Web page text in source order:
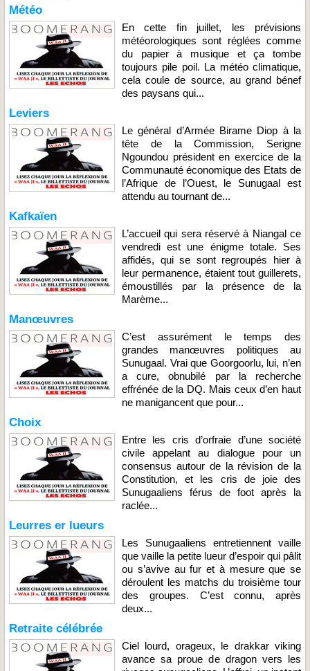
Météo
En cette fin juillet, les prévisions
météorologiques sont réglées comme
du papier à musique et ça tombe
toujours pile poil. La météo climatique,
cela coule de source, au grand bénef
des paysans qui...
Leviers
Le général d’Armée Birame Diop à la
tête de la Commission, Serigne
Ngoundou président en exercice de la
Communauté économique des Etats de
l’Afrique de l’Ouest, le Sunugaal est
attendu au tournant de...
Kafkaïen
L’accueil qui sera réservé à Niangal ce
vendredi est une énigme totale. Ses
affidés, qui se sont regroupés hier à
leur permanence, étaient tout guillerets,
émoustillés par la présence de la
Marème...
Manœuvres
C’est assurément le temps des
grandes manœuvres politiques au
Sunugaal. Vrai que Goorgoorlu, lui, n’en
a cure, obnubilé par la recherche
effrénée de la DQ. Mais ceux d’en haut
ne manigancent que pour...
Choix
Entre les cris d’orfraie d’une société
civile appelant au dialogue pour un
consensus autour de la révision de la
Constitution, et les cris de joie des
Sunugaaliens férus de foot après la
raclée...
Leurres er lueurs
Les Sunugaaliens entretiennent vaille
que vaille la petite lueur d’espoir qui pâlit
ou s’avive au fur et à mesure que se
déroulent les matchs du troisième tour
des groupes. C’est connu, après
deux...
Retraite célébrée
Ciel lourd, orageux, le drakkar viking
avance sa proue de dragon vers les